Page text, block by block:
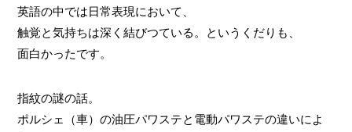
英語の中では日常表現において、
触覚と気持ちは深く結びつている。というくだりも、
面白かったです。
指紋の謎の話。
ポルシェ（車）の油圧パワステと電動パワステの違いによ